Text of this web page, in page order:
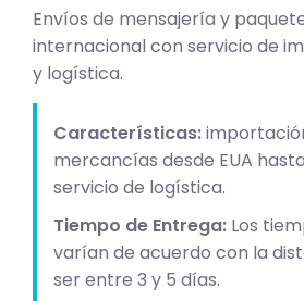
Envíos de mensajería y
internacional con servicio de
y logística.
Características:
mercancías desde EUA
servicio de logística.
Tiempo de Entrega: Los
varían de acuerdo con la
ser entre 3 y 5 días.